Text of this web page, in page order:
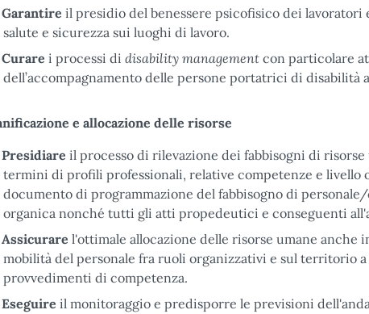
Garantire il presidio del benessere psicofisico dei
salute e sicurezza sui luoghi di lavoro.
Curare i processi di disability management con particolare
dell’accompagnamento delle persone portatrici di disabilità
e allocazione delle risorse
Presidiare il processo di rilevazione dei fabbisogni di
termini di profili professionali, relative competenze e livello
documento di programmazione del fabbisogno di
organica nonché tutti gli atti propedeutici e conseguenti
Assicurare l'ottimale allocazione delle risorse umane anche
mobilità del personale fra ruoli organizzativi e sul territorio
provvedimenti di competenza.
Eseguire il monitoraggio e predisporre le previsioni